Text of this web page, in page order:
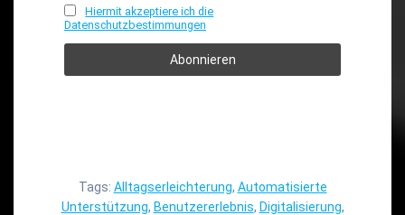
Hiermit akzeptiere ich die
Datenschutzbestimmungen
Tags: Alltagserleichterung, Automatisierte
Unterstützung, Benutzererlebnis, Digitalisierung,